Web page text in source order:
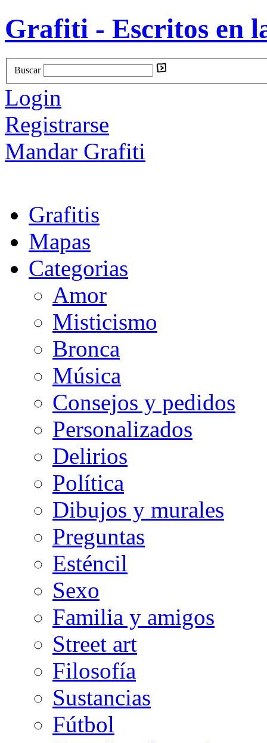
Grafiti - Escritos en
Buscar
Login
Registrarse
Mandar Grafiti
Grafitis
Mapas
Categorias
Amor
Misticismo
Bronca
Música
Consejos y pedidos
Personalizados
Delirios
Política
Dibujos y murales
Preguntas
Esténcil
Sexo
Familia y amigos
Street art
Filosofía
Sustancias
Fútbol